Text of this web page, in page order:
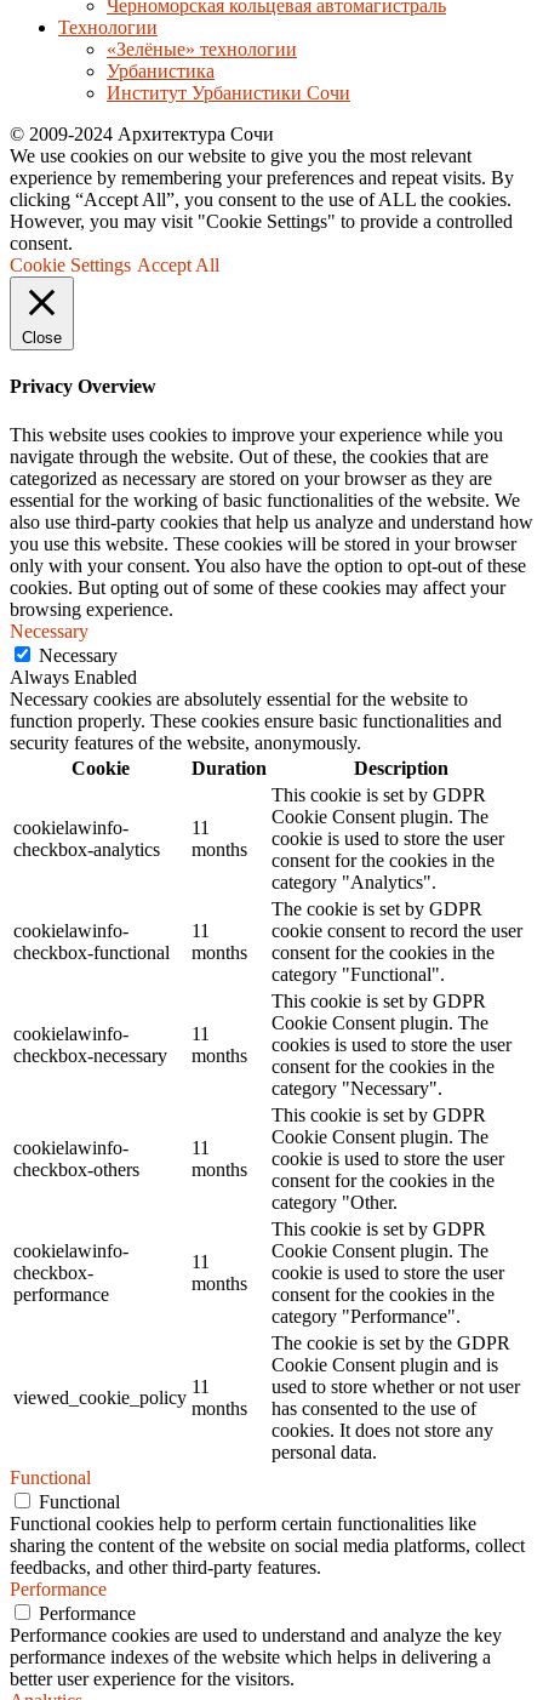
Черноморская кольцевая автомагистраль
Технологии
«Зелёные» технологии
Урбанистика
Институт Урбанистики Сочи
© 2009-2024 Архитектура Сочи
We use cookies on our website to give you the most relevant
experience by remembering your preferences and repeat visits. By
clicking “Accept All”, you consent to the use of ALL the cookies.
However, you may visit "Cookie Settings" to provide a controlled
consent.
Cookie Settings Accept All
Close
Privacy Overview
This website uses cookies to improve your experience while you
navigate through the website. Out of these, the cookies that are
categorized as necessary are stored on your browser as they are
essential for the working of basic functionalities of the website. We
also use third-party cookies that help us analyze and understand how
you use this website. These cookies will be stored in your browser
only with your consent. You also have the option to opt-out of these
cookies. But opting out of some of these cookies may affect your
browsing experience.
Necessary
Necessary
Always Enabled
Necessary cookies are absolutely essential for the website to
function properly. These cookies ensure basic functionalities and
security features of the website, anonymously.
Cookie
Duration Description
cookielawinfo-
checkbox-analytics
11
months
This cookie is set by GDPR
Cookie Consent plugin. The
cookie is used to store the user
consent for the cookies in the
category "Analytics".
cookielawinfo-
checkbox-functional
11
months
The cookie is set by GDPR
cookie consent to record the user
consent for the cookies in the
category "Functional".
cookielawinfo-
checkbox-necessary
11
months
This cookie is set by GDPR
Cookie Consent plugin. The
cookies is used to store the user
consent for the cookies in the
category "Necessary".
cookielawinfo-
checkbox-others
11
months
This cookie is set by GDPR
Cookie Consent plugin. The
cookie is used to store the user
consent for the cookies in the
category "Other.
cookielawinfo-
checkbox-
performance
11
months
This cookie is set by GDPR
Cookie Consent plugin. The
cookie is used to store the user
consent for the cookies in the
category "Performance".
viewed_cookie_policy
11
months
The cookie is set by the GDPR
Cookie Consent plugin and is
used to store whether or not user
has consented to the use of
cookies. It does not store any
personal data.
Functional
Functional
Functional cookies help to perform certain functionalities like
sharing the content of the website on social media platforms, collect
feedbacks, and other third-party features.
Performance
Performance
Performance cookies are used to understand and analyze the key
performance indexes of the website which helps in delivering a
better user experience for the visitors.